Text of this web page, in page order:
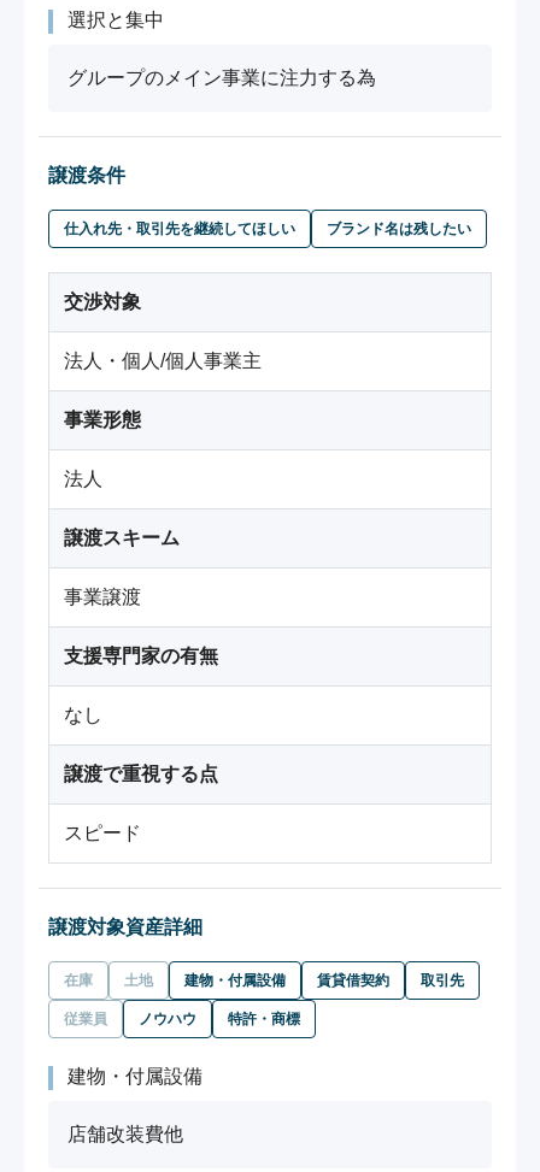
選択と集中
グループのメイン事業に注力する為
譲渡条件
仕入れ先・取引先を継続してほしい ブランド名は残したい
交渉対象
法人・個人/個人事業主
事業形態
法人
譲渡スキーム
事業譲渡
支援専門家の有無
なし
譲渡で重視する点
スピード
譲渡対象資産詳細
在庫 土地 建物・付属設備 賃貸借契約 取引先
従業員 ノウハウ 特許・商標
建物・付属設備
店舗改装費他